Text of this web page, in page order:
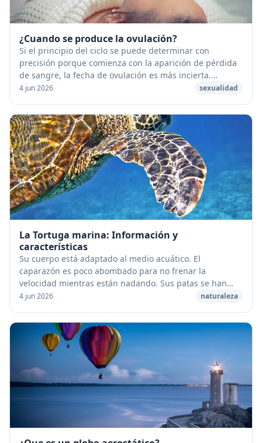
¿Cuando se produce la ovulación?
Si el principio del ciclo se puede determinar con
precisión porque comienza con la aparición de pérdida
de sangre, la fecha de ovulación es más incierta.
[caption id="attachment_53295" align="aligncen...
4 jun 2026 sexualidad
La Tortuga marina: Información y
características
Su cuerpo está adaptado al medio acuático. El
caparazón es poco abombado para no frenar la
velocidad mientras están nadando. Sus patas se han
transformado en aletas que casi no les permiten andar
4 jun 2026 naturaleza